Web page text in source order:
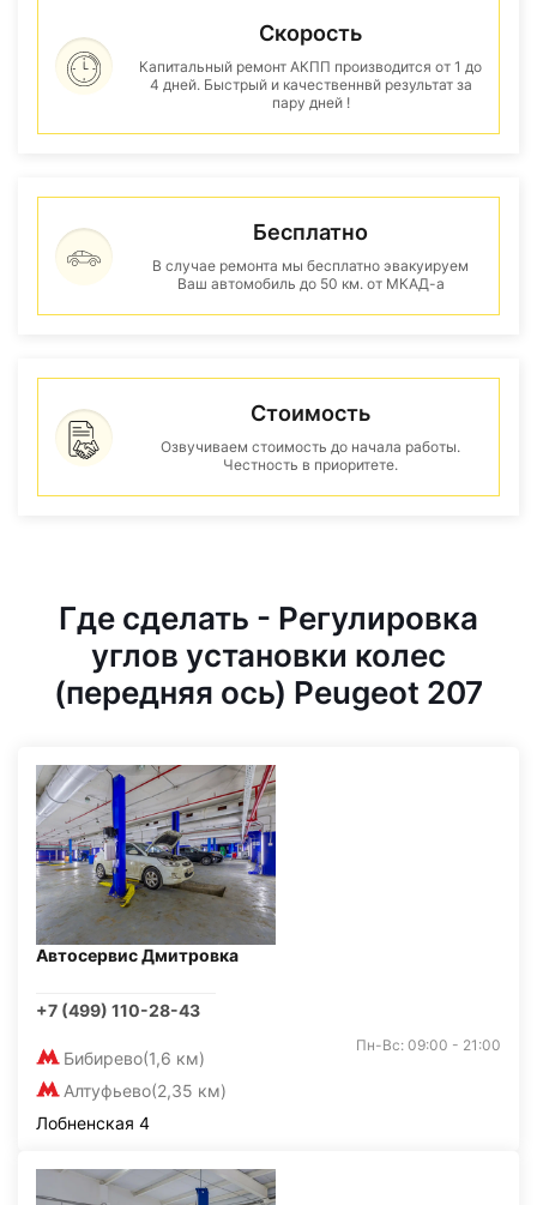
Скорость
Капитальный ремонт АКПП производится от 1 до
4 дней. Быстрый и качественнвй результат за
пару дней !
Бесплатно
В случае ремонта мы бесплатно эвакуируем
Ваш автомобиль до 50 км. от МКАД-а
Стоимость
Озвучиваем стоимость до начала работы.
Честность в приоритете.
Где сделать - Регулировка
углов установки колес
(передняя ось) Peugeot 207
Автосервис Дмитровка
+7 (499) 110-28-43
Бибирево(1,6 км)
Алтуфьево(2,35 км)
Пн-Вс: 09:00 - 21:00
Лобненская 4